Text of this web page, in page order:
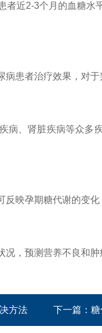
近2-3个月的血糖水
者治疗效果，对于
、肾脏疾病等众多
孕期糖代谢的变化
，预测营养不良和肿
方法 下一篇： 糖